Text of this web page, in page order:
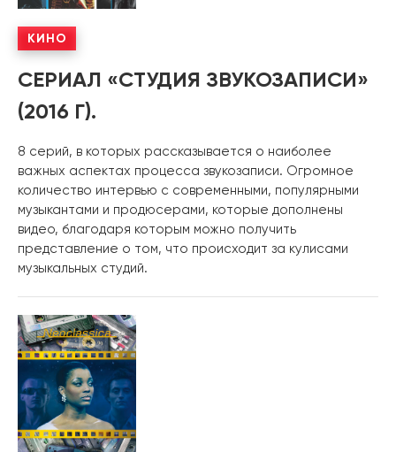
КИНО
СЕРИАЛ «СТУДИЯ ЗВУКОЗАПИСИ»
(2016 Г).
8 серий, в которых рассказывается о наиболее
важных аспектах процесса звукозаписи. Огромное
количество интервью с современными, популярными
музыкантами и продюсерами, которые дополнены
видео, благодаря которым можно получить
представление о том, что происходит за кулисами
музыкальных студий.